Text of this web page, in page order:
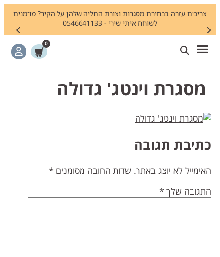
צריכים עזרה בבחירת מסגרות וצורת התליה שלהן על הקיר? מוזמנים
לשוחח איתי שירי - 0546641133
מסגרת וינטג' גדולה
תגובה
לא יוצג באתר. שדות החובה מסומנים*
שלך*